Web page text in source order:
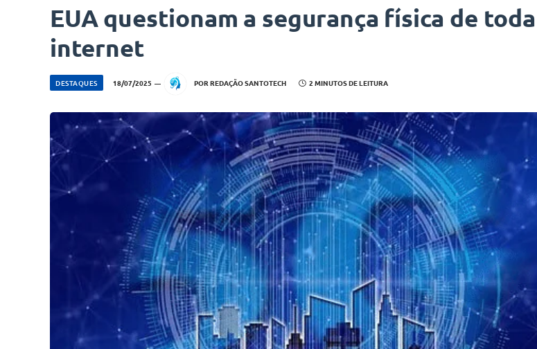
EUA questionam a segurança física de
internet
DESTAQUES 18/07/2025 POR REDAÇÃO SANTOTECH 2 MINUTOS DE LEITURA